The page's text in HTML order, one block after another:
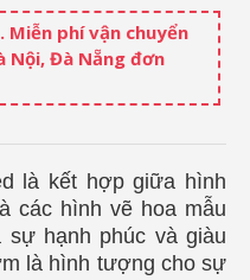
Miễn phí vận chuyển
Nội, Đà Nẵng đơn
là kết hợp giữa hình
các hình vẽ hoa mẫu
hạnh phúc và giàu
là hình tượng cho sự